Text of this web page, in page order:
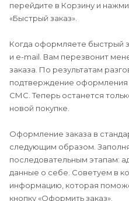
перейдите в Корзину и
«Быстрый заказ».
Когда оформляете быстрый
и e-mail. Вам перезвонит
заказа. По результатам
подтверждение оформления
СМС. Теперь останется
новой покупке.
Оформление заказа в
следующим образом.
последовательным этапам:
данные о себе. Советуем в
информацию, которая
кнопку «Оформить заказ».